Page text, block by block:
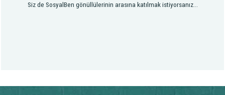
Siz de SosyalBen gönüllülerinin arasına katılmak istiyorsanız...